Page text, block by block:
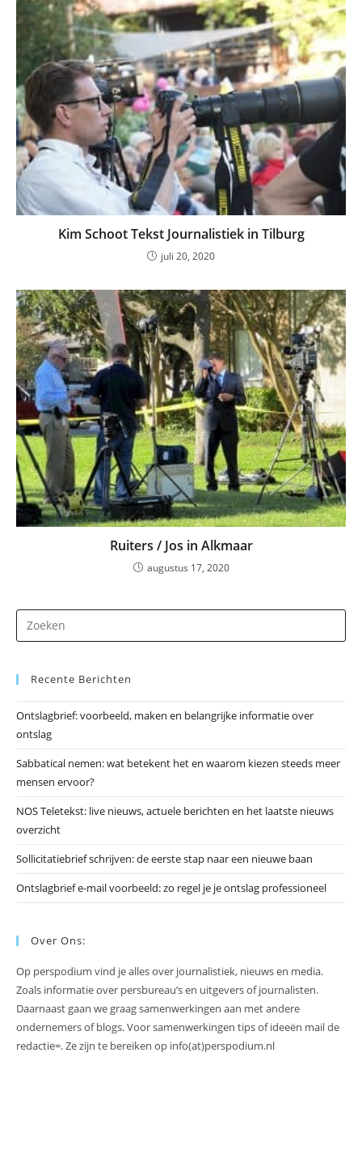
Kim Schoot Tekst Journalistiek in Tilburg
juli 20, 2020
Ruiters / Jos in Alkmaar
augustus 17, 2020
op
Recente Berichten
Ontslagbrief: voorbeeld, maken en belangrijke informatie over
ontslag
Sabbatical nemen: wat betekent het en waarom kiezen steeds meer
mensen ervoor?
NOS Teletekst: live nieuws, actuele berichten en het laatste nieuws
overzicht
Sollicitatiebrief schrijven: de eerste stap naar een nieuwe baan
Ontslagbrief e-mail voorbeeld: zo regel je je ontslag professioneel
Over Ons:
Op perspodium vind je alles over journalistiek, nieuws en media.
Zoals informatie over persbureau’s en uitgevers of journalisten.
Daarnaast gaan we graag samenwerkingen aan met andere
ondernemers of blogs. Voor samenwerkingen tips of ideeën mail de
redactie=. Ze zijn te bereiken op info(at)perspodium.nl